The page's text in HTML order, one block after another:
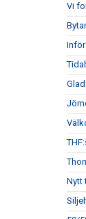
Vi
Nytt